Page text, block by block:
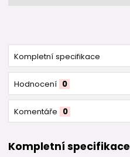
Kompletní specifikace
Hodnocení 0
Komentáře 0
Kompletní specifikace